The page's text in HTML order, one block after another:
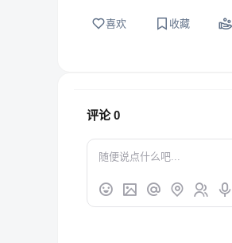
喜欢 收藏
评论0